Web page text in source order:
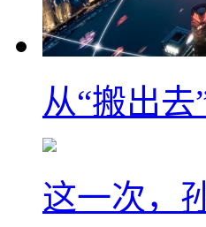
从“搬出
这一次，